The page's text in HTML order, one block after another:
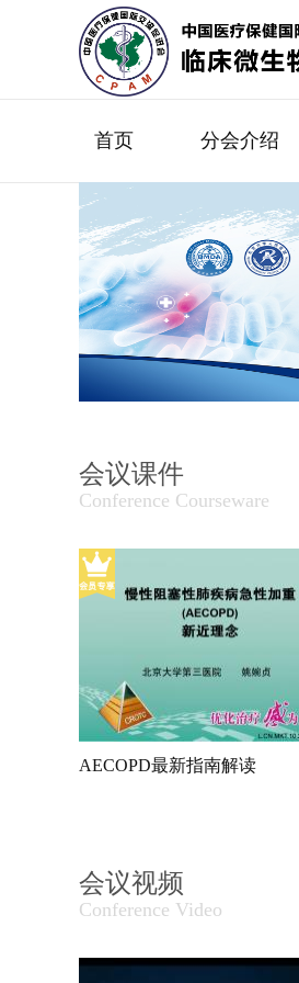
首页 分会介绍
会议课件
Conference Courseware
AECOPD最新指南解读
会议视频
Conference Video